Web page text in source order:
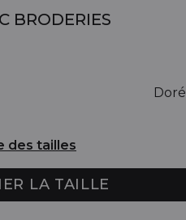
BRODERIES
Doré
des tailles
LA TAILLE